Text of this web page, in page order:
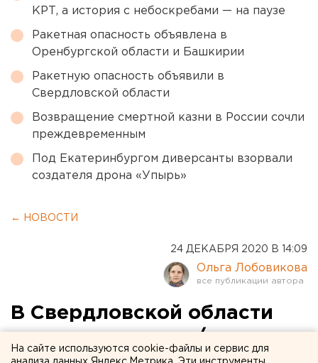
КРТ, а история с небоскребами — на паузе
Ракетная опасность объявлена в
Оренбургской области и Башкирии
Ракетную опасность объявили в
Свердловской области
Возвращение смертной казни в России сочли
преждевременным
Под Екатеринбургом диверсанты взорвали
создателя дрона «Упырь»
← НОВОСТИ
24 ДЕКАБРЯ 2020 В 14:09
Ольга Лобовикова
В Свердловской области
откроют новые ж/д-
На сайте используются cookie-файлы и сервис для